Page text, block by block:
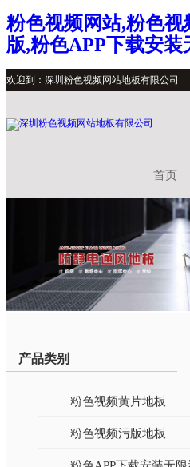
粉色视频网站,粉色
版,粉色APP下载安装
欢迎到：深圳粉色视频网站地板有限公司
首页
产品类别
粉色视频黄片地板
粉色视频污版地板